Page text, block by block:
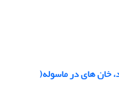
خان های در ماسوله(